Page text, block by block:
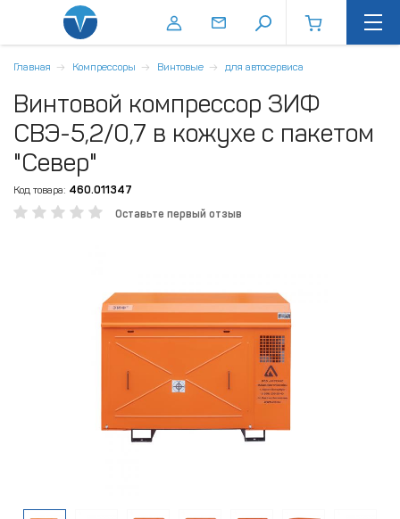
Главная Компрессоры Винтовые для автосервиса
Винтовой компрессор ЗИФ
СВЭ-5,2/0,7 в кожухе с пакетом
"Север"
Код товара: 460.011347
Оставьте первый отзыв